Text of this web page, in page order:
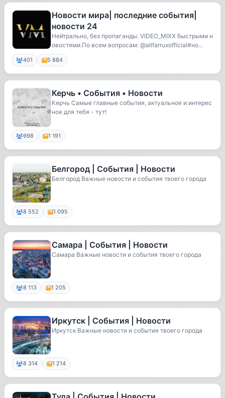
Новости мира| последние события|
новости 24
Нейтрально, без пропаганды. VIDEO_MIXX быстрыми н
овостями.По всем вопросам: @allfarruxofficial#но...
401 5 884
Керчь • События • Новости
Керчь Самые главные события, актуальное и интерес
ное для тебя - тут!
998 1 191
Белгород | События | Новости
Белгород Важные новости и события твоего города
8 552 1 095
Самара | События | Новости
Самара Важные новости и события твоего города
8 113 1 205
Иркутск | События | Новости
Иркутск Важные новости и события твоего города
8 314 1 214